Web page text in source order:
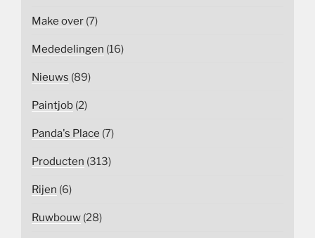
Make over (7)
Mededelingen (16)
Nieuws (89)
Paintjob (2)
Panda's Place (7)
Producten (313)
Rijen (6)
Ruwbouw (28)